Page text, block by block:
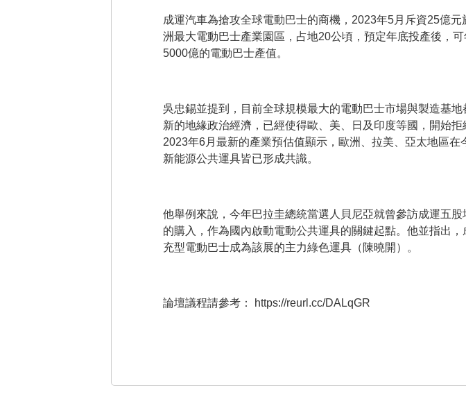
成運汽車為搶攻全球電動巴士的商機，2023年5月斥資25億
洲最大電動巴士產業園區，占地20公頃，預定年底投產後，
5000億的電動巴士產值。
吳忠錫並提到，目前全球規模最大的電動巴士市場與製造基
新的地緣政治經濟，已經使得歐、美、日及印度等國，開始
2023年6月最新的產業預估值顯示，歐洲、拉美、亞太地區
新能源公共運具皆已形成共識。
他舉例來說，今年巴拉圭總統當選人貝尼亞就曾參訪成運五
的購入，作為國內啟動電動公共運具的關鍵起點。他並指出
充型電動巴士成為該展的主力綠色運具（陳曉開）。
論壇議程請參考： https://reurl.cc/DALqGR